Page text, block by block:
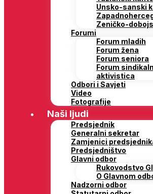
Unsko-sanski
Zeničko-
Forumi
Forum mladih
Forum žena
Forum seniora
Forum
aktivistica
Odbori i Savjeti
Video
Fotografije
Naši ljudi
Predsjednik
Generalni sekretar
Zamjenici
Predsjedništvo
Glavni odbor
Rukovodstvo
O Glavnom
Nadzorni odbor